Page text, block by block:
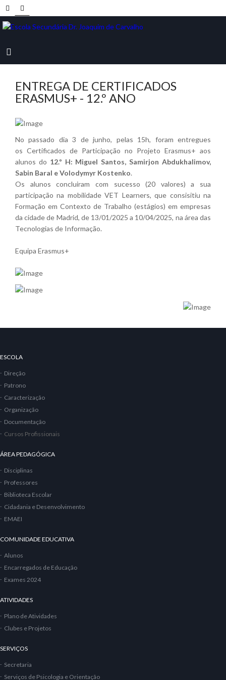
ENTREGA DE CERTIFICADOS
ERASMUS+ - 12.º ANO
No passado dia 3 de junho, pelas 15h, foram entregues
os Certificados de Participação no Projeto Erasmus+ aos
alunos do 12.º H: Miguel Santos, Samirjon Abdukhalimov,
Sabin Baral e Volodymyr Kostenko.
Os alunos concluiram com sucesso (20 valores) a sua
participação na mobilidade VET Learners, que consisitiu na
Formação em Contexto de Trabalho (estágios) em empresas
da cidade de Madrid, de 13/01/2025 a 10/04/2025, na área das
Tecnologias de Informação.
Equipa Erasmus+
ESCOLA
Direção
Patrono
Caracterização
Organização
Documentação
Cursos Profissionais
ÁREA PEDAGÓGICA
Disciplinas
Professores
Biblioteca Escolar
Cidadania e Desenvolvimento
EMAEI
COMUNIDADE EDUCATIVA
Alunos
Encarregados de Educação
Exames 2024
ATIVIDADES
Plano de Atividades
Clubes e Projetos
SERVIÇOS
Secretaria
Serviços de Psicologia e Orientação